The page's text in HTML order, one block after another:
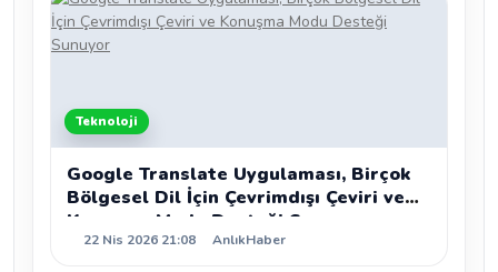
Teknoloji
Google Translate Uygulaması, Birçok
Bölgesel Dil İçin Çevrimdışı Çeviri ve
Konuşma Modu Desteği Sunuyor
22 Nis 2026 21:08 AnlıkHaber